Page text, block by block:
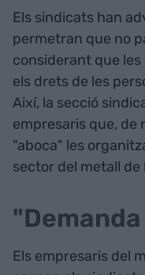
Els sindicats han
permetran que no
considerant que
els drets de les
Així, la secció
empresaris que, de
"aboca" les
sector del metall de
Els empresaris del